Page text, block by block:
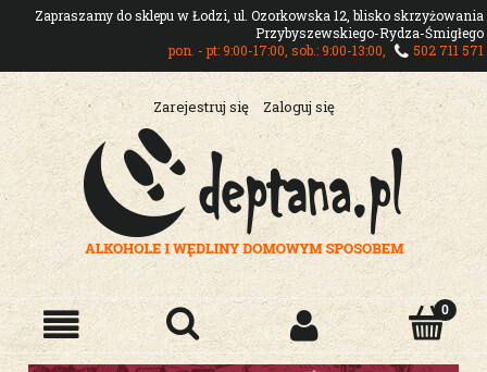
Zapraszamy do sklepu w Łodzi, ul. Ozorkowska 12, blisko skrzyżowania
Przybyszewskiego-Rydza-Śmigłego
pon. - pt: 9:00-17:00, sob.: 9:00-13:00,
502 711 571
Zarejestruj się Zaloguj się